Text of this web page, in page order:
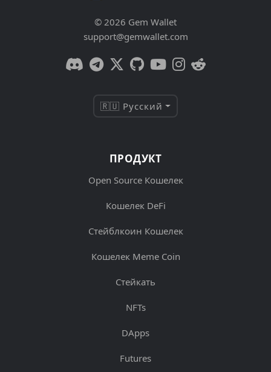
© 2026 Gem Wallet
support@gemwallet.com
🇷🇺 Русский
ПРОДУКТ
Open Source Кошелек
Кошелек DeFi
Стейблкоин Кошелек
Кошелек Meme Coin
Стейкать
NFTs
DApps
Futures